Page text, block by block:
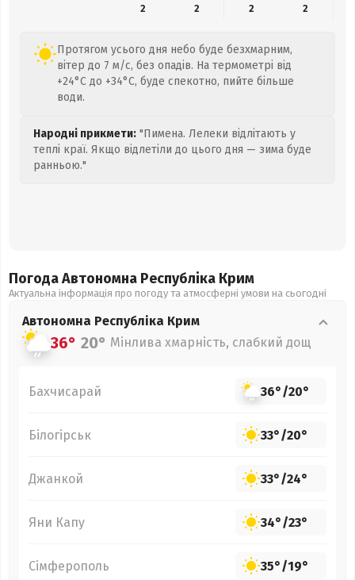
2
2 2 2
Протягом усього дня небо буде безхмарним,
вітер до 7 м/с, без опадів. На термометрі від
+24°C до +34°C, буде спекотно, пийте більше
води.
Народні прикмети: "Пимена. Лелеки відлітають у
теплі краї. Якщо відлетіли до цього дня — зима буде
ранньою."
Погода Автономна Республіка Крим
Актуальна інформація про погоду та атмосферні умови на сьогодні
Автономна Республіка Крим
36° 20° Мінлива хмарність, слабкий дощ
Бахчисарай 36°/20°
Білогірськ 33°/20°
Джанкой 33°/24°
Яни Капу 34°/23°
Сімферополь 35°/19°